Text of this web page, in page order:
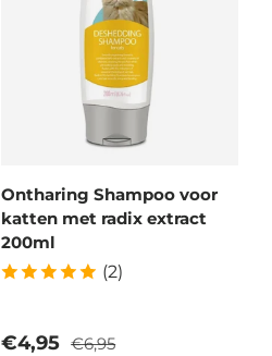
Ontharing Shampoo voor
katten met radix extract
200ml
(2)
Verkoopprijs
€4,95 Reguliere prijs
€6,95